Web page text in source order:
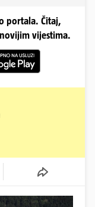
portala. Čitaj,
vijestima.